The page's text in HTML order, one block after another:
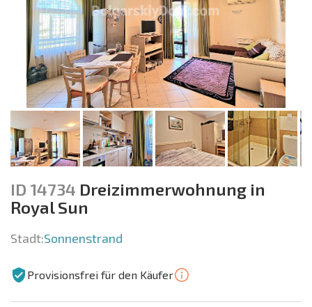
ID 14734 Dreizimmerwohnung in
Royal Sun
Stadt:Sonnenstrand
Provisionsfrei für den Käufer